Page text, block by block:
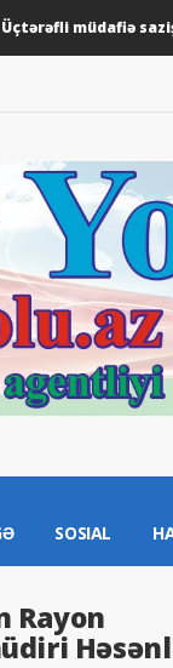
müdafiə sazişi
SOSIAL
Rayon